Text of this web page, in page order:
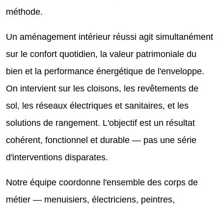
méthode.
Un aménagement intérieur réussi agit simultanément
sur le confort quotidien, la valeur patrimoniale du
bien et la performance énergétique de l'enveloppe.
On intervient sur les cloisons, les revêtements de
sol, les réseaux électriques et sanitaires, et les
solutions de rangement. L'objectif est un résultat
cohérent, fonctionnel et durable — pas une série
d'interventions disparates.
Notre équipe coordonne l'ensemble des corps de
métier — menuisiers, électriciens, peintres,